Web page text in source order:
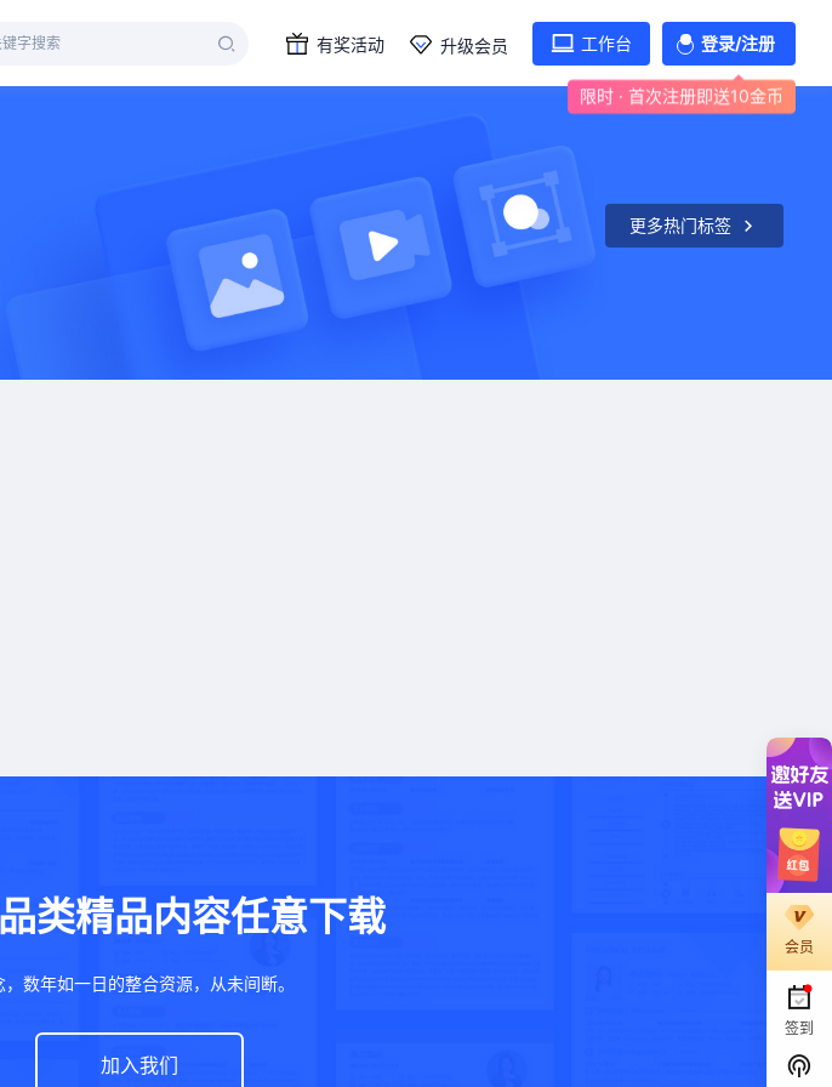
有奖活动 升级会员 工作台 登录/注册
限时 · 首次注册即送10金币
更多热门标签
类精品内容任意下载
数年如一日的整合资源，从未间断。
加入我们
会员
签到